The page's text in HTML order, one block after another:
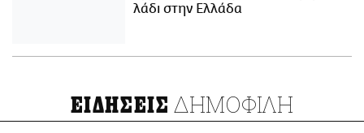
λάδι στην Ελλάδα
ΕΙΔΗΣΕΙΣ ΔΗΜΟΦΙΛΗ